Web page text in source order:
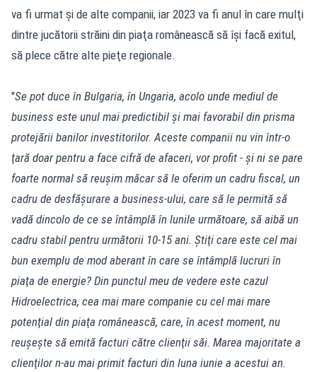
va fi urmat şi de alte companii, iar 2023 va fi anul în care mulţi
dintre jucătorii străini din piaţa românească să îşi facă exitul,
să plece către alte pieţe regionale.
"Se pot duce în Bulgaria, în Ungaria, acolo unde mediul de
business este unul mai predictibil şi mai favorabil din prisma
protejării banilor investitorilor. Aceste companii nu vin într-o
ţară doar pentru a face cifră de afaceri, vor profit - şi ni se pare
foarte normal să reuşim măcar să le oferim un cadru fiscal, un
cadru de desfăşurare a business-ului, care să le permită să
vadă dincolo de ce se întâmplă în lunile următoare, să aibă un
cadru stabil pentru următorii 10-15 ani. Ştiţi care este cel mai
bun exemplu de mod aberant în care se întâmplă lucruri în
piaţa de energie? Din punctul meu de vedere este cazul
Hidroelectrica, cea mai mare companie cu cel mai mare
potenţial din piaţa românească, care, în acest moment, nu
reuşeşte să emită facturi către clienţii săi. Marea majoritate a
clienţilor n-au mai primit facturi din luna iunie a acestui an.